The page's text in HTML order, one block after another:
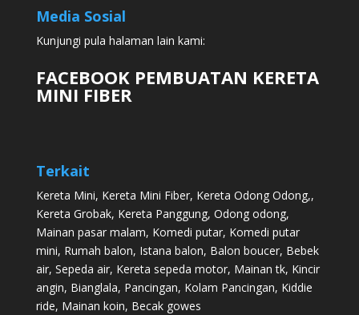
Media Sosial
Kunjungi pula halaman lain kami:
FACEBOOK PEMBUATAN KERETA
MINI FIBER
Terkait
Kereta Mini, Kereta Mini Fiber, Kereta Odong Odong,,
Kereta Grobak, Kereta Panggung, Odong odong,
Mainan pasar malam, Komedi putar, Komedi putar
mini, Rumah balon, Istana balon, Balon boucer, Bebek
air, Sepeda air, Kereta sepeda motor, Mainan tk, Kincir
angin, Bianglala, Pancingan, Kolam Pancingan, Kiddie
ride, Mainan koin, Becak gowes